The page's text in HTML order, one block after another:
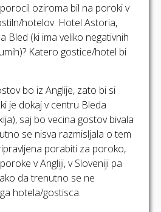
oziroma bil na poroki v
hotelov: Hotel Astoria,
Bled (ki ima veliko negativnih
Katero gostice/hotel bi
bo iz Anglije, zato bi si
je dokaj v centru Bleda
saj bo vecina gostov bivala
se nisva razmisljala o tem
porabiti za poroko,
v Angliji, v Sloveniji pa
da trenutno se ne
hotela/gostisca.